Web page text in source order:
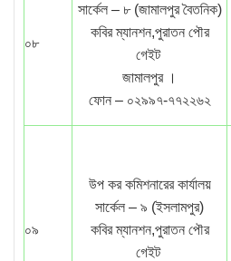
০৮
সার্কেল – ৮ (জামালপুর বৈতনিক)
কবির ম্যানশন,পুরাতন পৌর
গেইট
জামালপুর ।
ফোন – ০২৯৯৭-৭৭২২৬২
০৯
উপ কর কমিশনারের কার্যালয়
সার্কেল – ৯ (ইসলামপুর)
কবির ম্যানশন,পুরাতন পৌর
গেইট